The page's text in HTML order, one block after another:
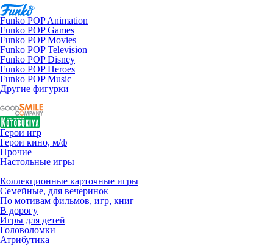
Funko POP Animation
Funko POP Games
Funko POP Movies
Funko POP Television
Funko POP Disney
Funko POP Heroes
Funko POP Music
Другие фигурки
Герои игр
Герои кино, м/ф
Прочие
Настольные игры
Коллекционные карточные игры
Семейные, для вечеринок
По мотивам фильмов, игр, книг
В дорогу
Игры для детей
Головоломки
Атрибутика